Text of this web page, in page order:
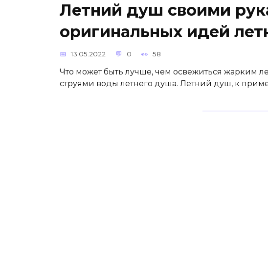
Летний душ своими
оригинальных идей
13.05.2022 0 58
Что может быть лучше, чем освежиться жарким
струями воды летнего душа. Летний душ, к